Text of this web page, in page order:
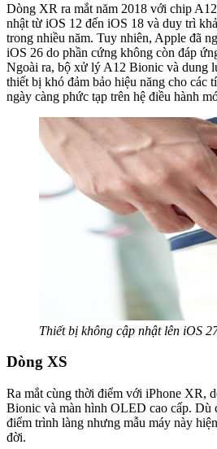
Dòng XR ra mắt năm 2018 với chip
nhật từ iOS 12 đến iOS 18 và duy trì
trong nhiều năm. Tuy nhiên, Apple đã
iOS 26 do phần cứng không còn đáp
Ngoài ra, bộ xử lý A12 Bionic và dung
thiết bị khó đảm bảo hiệu năng cho các
ngày càng phức tạp trên hệ điều hành
Thiết bị không cập nhật lên iOS
Dòng XS
Ra mắt cùng thời điểm với iPhone XR,
Bionic và màn hình OLED cao cấp. Dù
điểm trình làng nhưng mẫu máy này
đời.